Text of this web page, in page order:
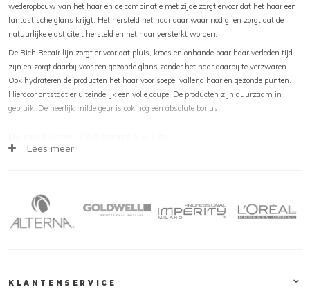
wederopbouw van het haar en de combinatie met zijde zorgt ervoor dat het haar een
fantastische glans krijgt. Het hersteld het haar daar waar nodig, en zorgt dat de
natuurlijke elasticiteit hersteld en het haar versterkt worden.
De Rich Repair lijn zorgt er voor dat pluis, kroes en onhandelbaar haar verleden tijd
zijn en zorgt daarbij voor een gezonde glans zonder het haar daarbij te verzwaren.
Ook hydrateren de producten het haar voor soepel vallend haar en gezonde punten.
Hierdoor ontstaat er uiteindelijk een volle coupe. De producten zijn duurzaam in
gebruik. De heerlijk milde geur is ook nog een absolute bonus.
Goldwell Dualsenses Rich Repair Restoring Serum Spray
Goldwell Dualsenses Rich Repair 6 Effects Serum
Goldwell Dualsenses Rich Repair Restoring Conditioner
bestellen. Natuurlijk tegen de scherpe prijzen, houdt onze webshop in de gaten voor
Lees meer
KLANTENSERVICE